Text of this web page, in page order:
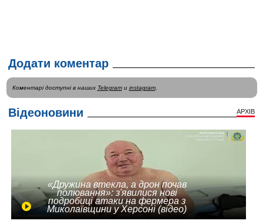
Додати коментар
Коментарі доступні в наших Telegramи instagram.
Відеоновини АРХІВ
«Дружина втекла, а дрон почав
полювання»: з'явилися нові
подробиці атаки на фермера з
Миколаївщини у Херсоні (відео)